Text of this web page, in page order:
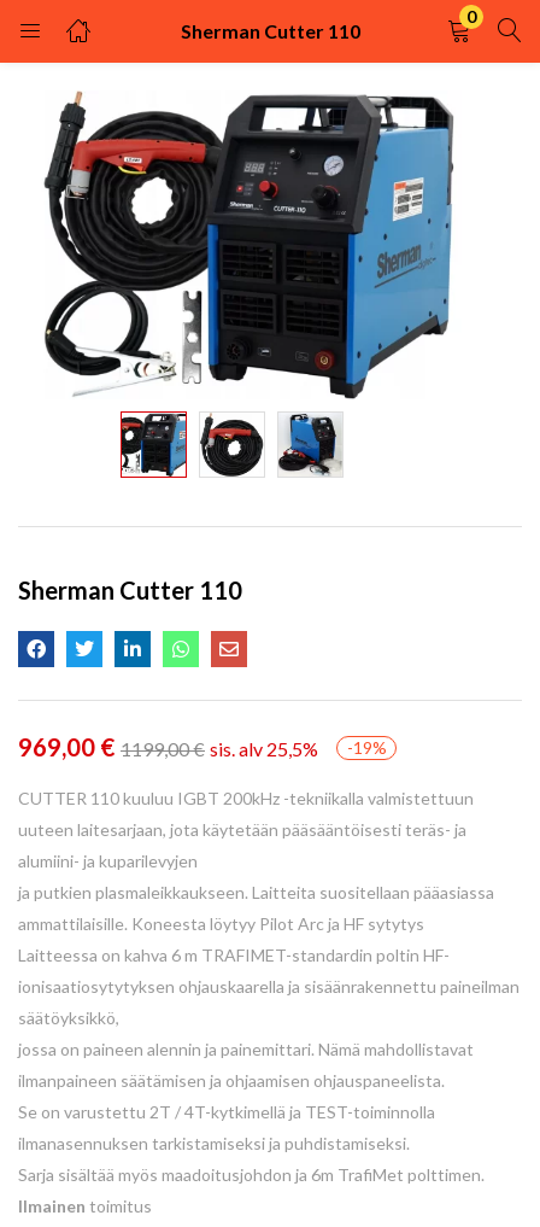
Sherman Cutter 110
0
KIRJAUDU
REKISTÖRÖIDY
Kirjaudu sisään käyttäjätunnuksella ja salasanalla.
Muista minut
Kirjaudu
Uhditko salasanasi?
Sherman Cutter 110
969,00 € 1199,00€ sis. alv 25,5% -19%
CUTTER 110 kuuluu IGBT 200kHz -tekniikalla valmistettuun
uuteen laitesarjaan, jota käytetään pääsääntöisesti teräs- ja
alumiini- ja kuparilevyjen
ja putkien plasmaleikkaukseen. Laitteita suositellaan pääasiassa
ammattilaisille. Koneesta löytyy Pilot Arc ja HF sytytys
Laitteessa on kahva 6 m TRAFIMET-standardin poltin HF-
ionisaatiosytytyksen ohjauskaarella ja sisäänrakennettu paineilman
säätöyksikkö,
jossa on paineen alennin ja painemittari. Nämä mahdollistavat
ilmanpaineen säätämisen ja ohjaamisen ohjauspaneelista.
Se on varustettu 2T / 4T-kytkimellä ja TEST-toiminnolla
ilmanasennuksen tarkistamiseksi ja puhdistamiseksi.
Sarja sisältää myös maadoitusjohdon ja 6m TrafiMet polttimen.
Ilmainen toimitus